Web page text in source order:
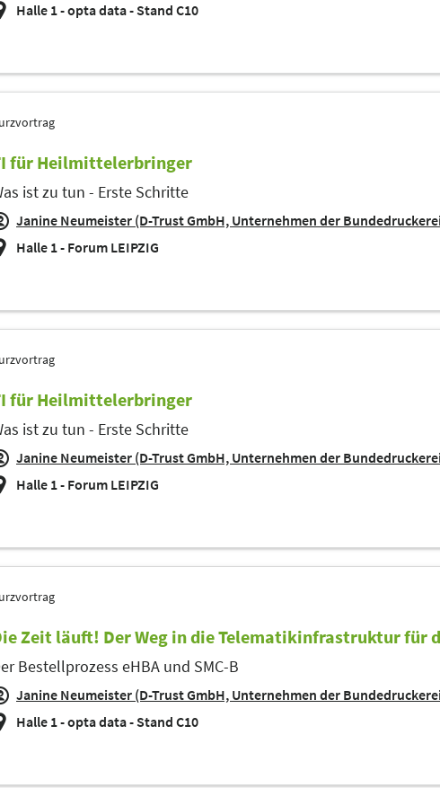
Halle 1 - opta data - Stand C10
für Heilmittelerbringer
ist zu tun - Erste Schritte
Janine Neumeister (D-Trust GmbH, Unternehmen der
Halle 1 - Forum LEIPZIG
für Heilmittelerbringer
ist zu tun - Erste Schritte
Janine Neumeister (D-Trust GmbH, Unternehmen der
Halle 1 - Forum LEIPZIG
Zeit läuft! Der Weg in die Telematikinfrastruktur für
Bestellprozess eHBA und SMC-B
Janine Neumeister (D-Trust GmbH, Unternehmen der
Halle 1 - opta data - Stand C10